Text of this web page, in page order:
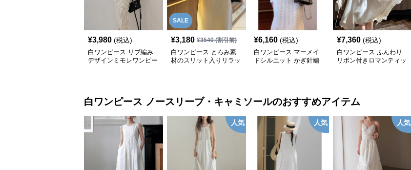
¥3,980 (税込)
白ワンピース リブ編み
デザインミモレワンピー
SALE
¥3,180 ¥3540(割引前)
白ワンピース とろみ素
材のスリット入りリラッ
¥6,160 (税込)
白ワンピース マーメイ
ドシルエット かぎ針編
¥7,360 (税込)
白ワンピース ふんわり
リボン付きロマンティッ
白ワンピース ノースリーブ・キャミソールのおすすめアイテム
人気 人気 人気